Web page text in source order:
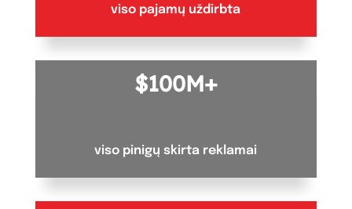
viso pajamų uždirbta
100M+
viso pinigų skirta reklamai